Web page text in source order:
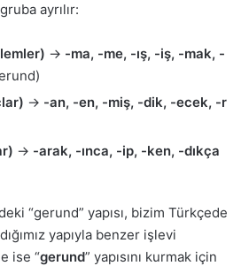
ayrılır:
→ -ma, -me, -ış, -iş, -mak, -
→ -an, -en, -miş, -dik, -ecek, -r
→ -arak, -ınca, -ip, -ken, -dıkça
“gerund” yapısı, bizim Türkçede
yapıyla benzer işlevi
ise “gerund” yapısını kurmak için